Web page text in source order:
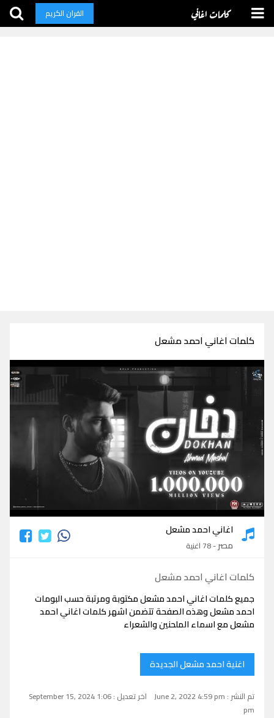
كلمات اغاني القران الكريم
كلمات اغاني احمد مشعل
كلمات اغاني احمد مشعل
اغاني احمد مشعل
مصر- 78 اغنية
كلمات اغاني احمد مشعل
جميع كلمات اغاني احمد مشعل مكتوبة ومرتبة حسب البومات
احمد مشعل وهذه الصفحة تتضمن اشهر كلمات اغاني احمد
مشعل مع اسماء الملحنين والشعراء
اغنية احمد مشعل الجديدة
تم النشر : June 2, 2022 4:59 pm
اخر تعديل : September 15, 2024 1:06
pm